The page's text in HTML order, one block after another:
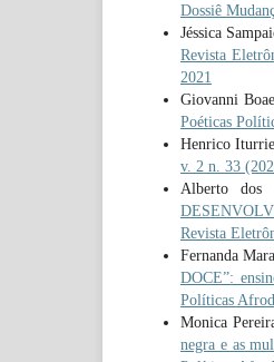
Dossiê
Jéssica
Revista
2021
Giovanni
Poéticas
Henrico
v. 2 n. 33
Alberto dos
Revista
Fernanda
DOCE”:
Políticas
Monica
negra e as